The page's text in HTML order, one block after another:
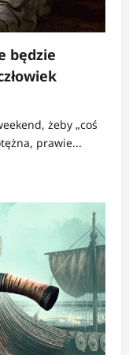
będzie
żeby „coś
prawie...